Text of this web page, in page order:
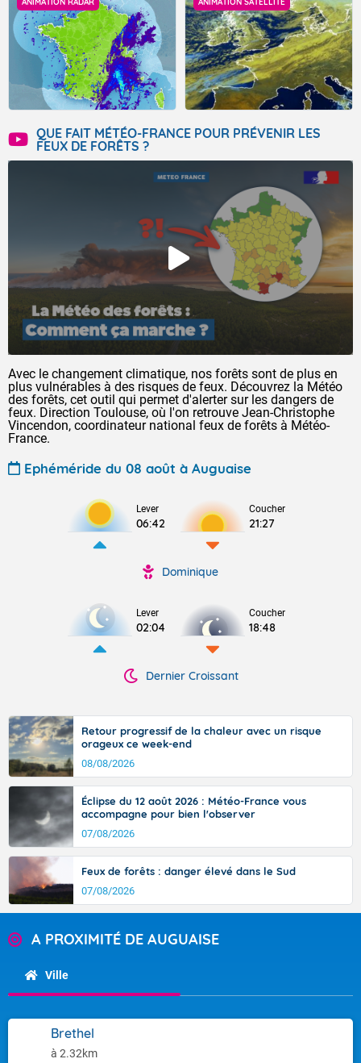
ANIMATION RADAR ANIMATION SATELLITE
QUE FAIT MÉTÉO-FRANCE POUR PRÉVENIR LES
FEUX DE FORÊTS ?
Avec le changement climatique, nos forêts sont de plus en
plus vulnérables à des risques de feux. Découvrez la Météo
des forêts, cet outil qui permet d'alerter sur les dangers de
feux. Direction Toulouse, où l'on retrouve Jean-Christophe
Vincendon, coordinateur national feux de forêts à Météo-
France.
Ephéméride du 08 août à Auguaise
Lever
06:42
Coucher
21:27
Dominique
Lever
02:04
Coucher
18:48
Dernier Croissant
Retour progressif de la chaleur avec un risque
orageux ce week-end
08/08/2026
Éclipse du 12 août 2026 : Météo-France vous
accompagne pour bien l'observer
07/08/2026
Feux de forêts : danger élevé dans le Sud
07/08/2026
A PROXIMITÉ DE AUGUAISE
Ville
Brethel
à 2.32km